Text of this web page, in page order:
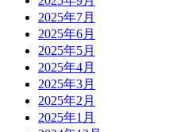
2025年7月
2025年6月
2025年5月
2025年4月
2025年3月
2025年2月
2025年1月